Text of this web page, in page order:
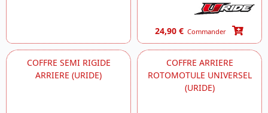
24,90 € Commander
COFFRE SEMI RIGIDE
ARRIERE (URIDE)
COFFRE ARRIERE
ROTOMOTULE UNIVERSEL
(URIDE)